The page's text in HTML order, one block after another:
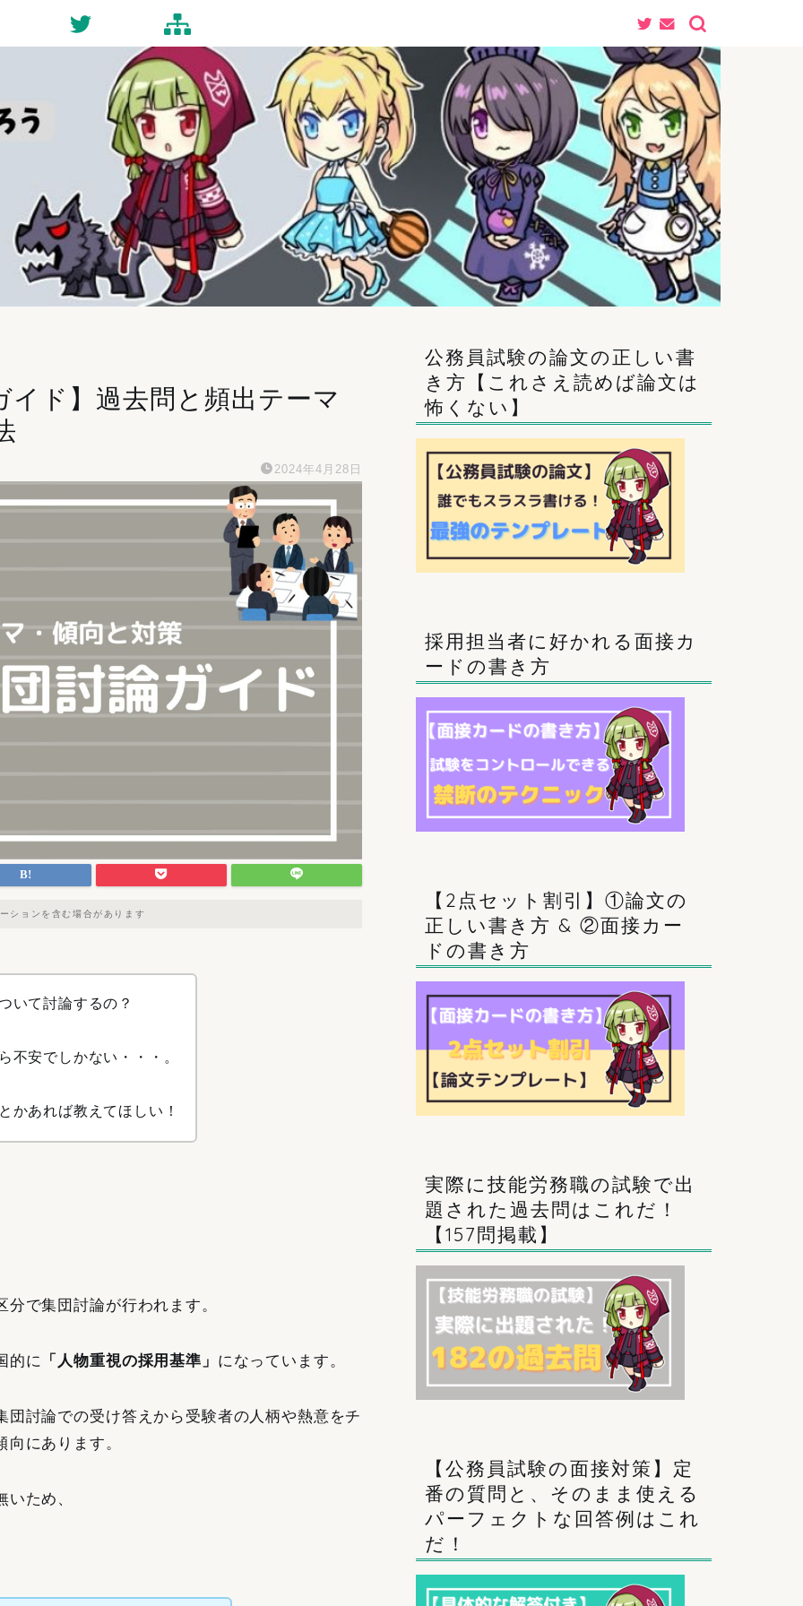
Twitter Site-map
イド】過去問と頻出テーマ
2024年4月28日
ションを含む場合があります
いて討論するの？
不安でしかない・・・。
かあれば教えてほしい！
で集団討論が行われます。
的に 「人物重視の採用基準」 になっています。
討論での受け答えから受験者の人柄や熱意をチ
にあります。
ため、
公務員試験の論文の正しい書
き方【これさえ読めば論文は
怖くない】
採用担当者に好かれる面接カ
ードの書き方
【2点セット割引】①論文の
正しい書き方 & ②面接カー
ドの書き方
実際に技能労務職の試験で出
題された過去問はこれだ！
【157問掲載】
【公務員試験の面接対策】定
番の質問と、そのまま使える
パーフェクトな回答例はこれ
だ！